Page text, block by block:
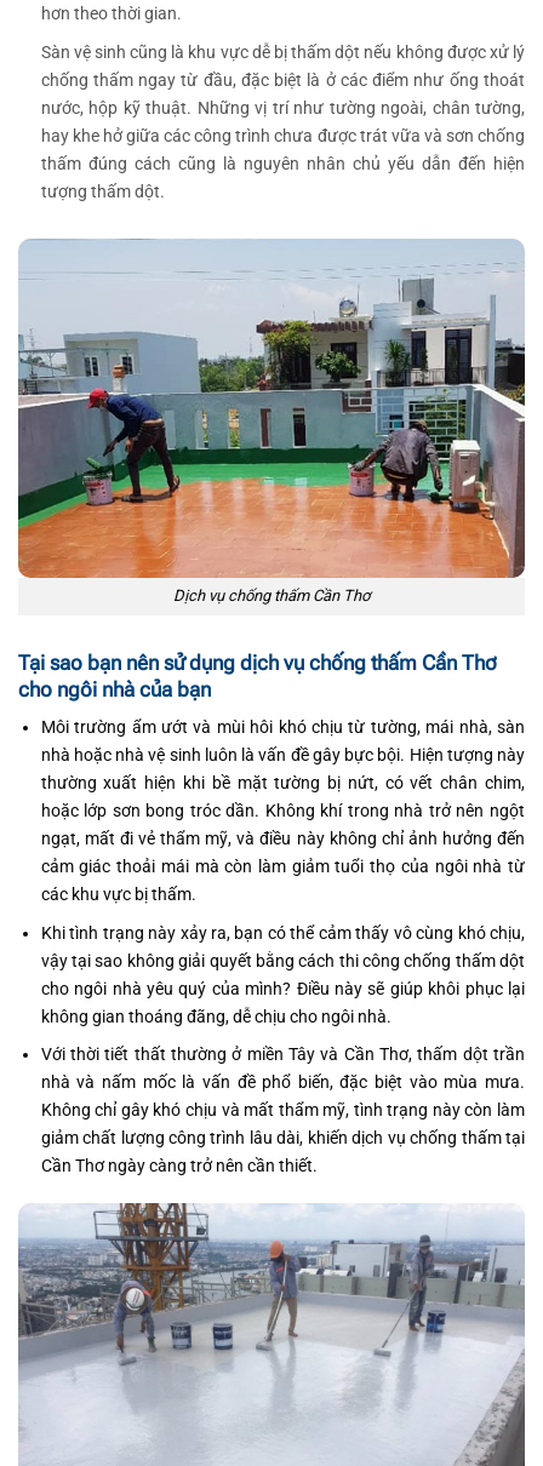
hơn theo thời gian.
Sàn vệ sinh cũng là khu vực dễ bị thấm dột nếu không được xử lý
chống thấm ngay từ đầu, đặc biệt là ở các điểm như ống thoát
nước, hộp kỹ thuật. Những vị trí như tường ngoài, chân tường,
hay khe hở giữa các công trình chưa được trát vữa và sơn chống
thấm đúng cách cũng là nguyên nhân chủ yếu dẫn đến hiện
tượng thấm dột.
Dịch vụ chống thấm Cần Thơ
Tại sao bạn nên sử dụng dịch vụ chống thấm Cần Thơ
cho ngôi nhà của bạn
Môi trường ẩm ướt và mùi hôi khó chịu từ tường, mái nhà, sàn
nhà hoặc nhà vệ sinh luôn là vấn đề gây bực bội. Hiện tượng này
thường xuất hiện khi bề mặt tường bị nứt, có vết chân chim,
hoặc lớp sơn bong tróc dần. Không khí trong nhà trở nên ngột
ngạt, mất đi vẻ thẩm mỹ, và điều này không chỉ ảnh hưởng đến
cảm giác thoải mái mà còn làm giảm tuổi thọ của ngôi nhà từ
các khu vực bị thấm.
Khi tình trạng này xảy ra, bạn có thể cảm thấy vô cùng khó chịu,
vậy tại sao không giải quyết bằng cách thi công chống thấm dột
cho ngôi nhà yêu quý của mình? Điều này sẽ giúp khôi phục lại
không gian thoáng đãng, dễ chịu cho ngôi nhà.
Với thời tiết thất thường ở miền Tây và Cần Thơ, thấm dột trần
nhà và nấm mốc là vấn đề phổ biến, đặc biệt vào mùa mưa.
Không chỉ gây khó chịu và mất thẩm mỹ, tình trạng này còn làm
giảm chất lượng công trình lâu dài, khiến dịch vụ chống thấm tại
Cần Thơ ngày càng trở nên cần thiết.